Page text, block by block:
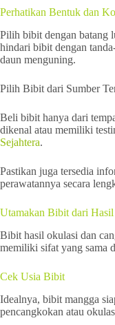
Perhatikan Bentuk dan
Pilih bibit dengan batang
hindari bibit dengan
daun menguning.
Pilih Bibit dari Sumber
Beli bibit hanya dari
dikenal atau memiliki
Sejahtera.
Pastikan juga tersedia
perawatannya secara
Utamakan Bibit dari
Bibit hasil okulasi dan
memiliki sifat yang sama
Cek Usia Bibit
Idealnya, bibit mangga
pencangkokan atau